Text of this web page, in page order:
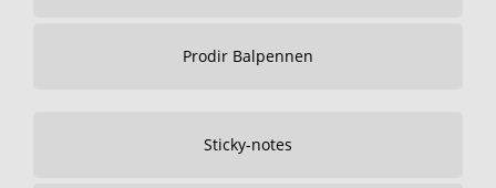
Prodir Balpennen
Sticky-notes